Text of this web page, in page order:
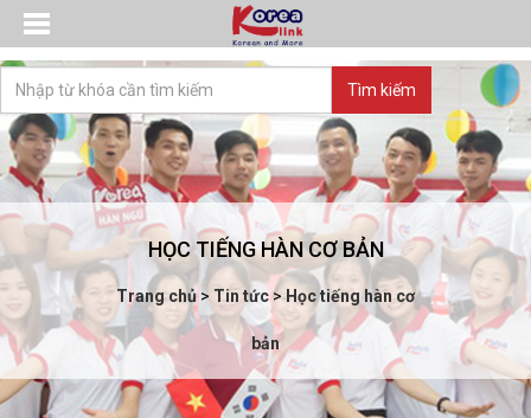
HỌC TIẾNG HÀN CƠ BẢN
Trang chủ > Tin tức>Học tiếng hàn cơ
bản